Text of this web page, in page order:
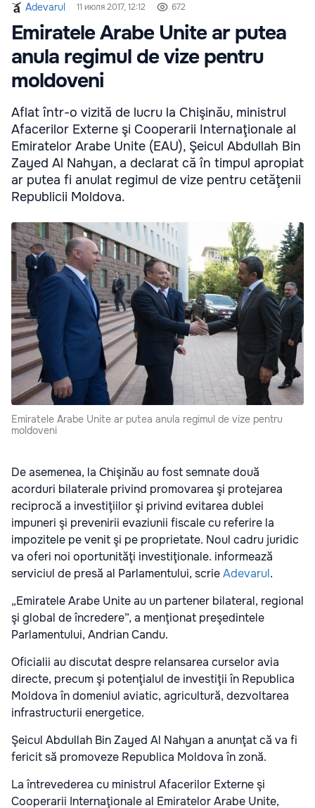
Adevarul 11 июля 2017, 12:12 672
Emiratele Arabe Unite ar putea
anula regimul de vize pentru
moldoveni
Aflat într-o vizită de lucru la Chişinău, ministrul
Afacerilor Externe şi Cooperarii Internaţionale al
Emiratelor Arabe Unite (EAU), Şeicul Abdullah Bin
Zayed Al Nahyan, a declarat că în timpul apropiat
ar putea fi anulat regimul de vize pentru cetăţenii
Republicii Moldova.
Emiratele Arabe Unite ar putea anula regimul de vize pentru
moldoveni
De asemenea, la Chişinău au fost semnate două
acorduri bilaterale privind promovarea şi protejarea
reciprocă a investiţiilor şi privind evitarea dublei
impuneri şi prevenirii evaziunii fiscale cu referire la
impozitele pe venit şi pe proprietate. Noul cadru juridic
va oferi noi oportunităţi investiţionale. informează
serviciul de presă al Parlamentului, scrieAdevarul.
„Emiratele Arabe Unite au un partener bilateral, regional
şi global de încredere”, a menţionat preşedintele
Parlamentului, Andrian Candu.
Oficialii au discutat despre relansarea curselor avia
directe, precum şi potenţialul de investiţii în Republica
Moldova în domeniul aviatic, agricultură, dezvoltarea
infrastructurii energetice.
Şeicul Abdullah Bin Zayed Al Nahyan a anunţat că va fi
fericit să promoveze Republica Moldova în zonă.
La întrevederea cu ministrul Afacerilor Externe şi
Cooperarii Internaţionale al Emiratelor Arabe Unite,